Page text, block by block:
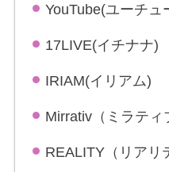
YouTube(ユーチュ
17LIVE(イチナナ)
IRIAM(イリアム)
Mirrativ（ミラティ
REALITY（リアリ